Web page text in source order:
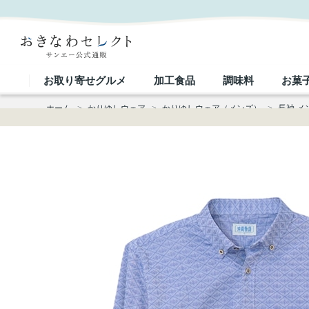
お取り寄せグルメ 加工食品 調味料 お菓
ホーム > かりゆしウェア > かりゆしウェア（メンズ） > 長袖 メ